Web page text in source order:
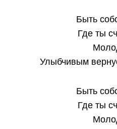
Быть
Где ты
Улыбчивым
Быть
Где ты